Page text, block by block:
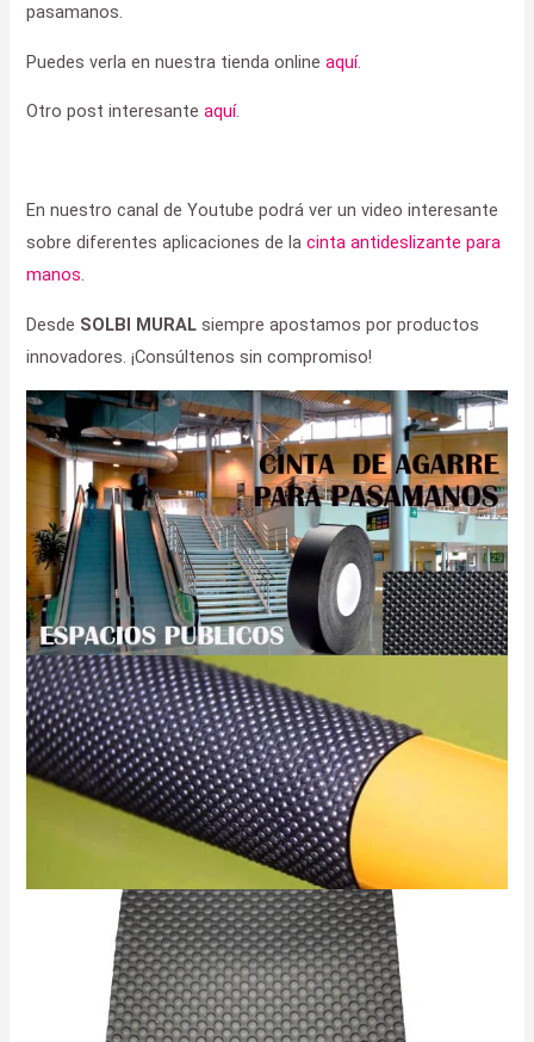
pasamanos.
Puedes verla en nuestra tienda onlineaquí.
Otro post interesanteaquí.
En nuestro canal de Youtube podrá ver un video interesante
sobre diferentes aplicaciones de lacinta antideslizante para
manos.
Desde SOLBI MURALsiempre apostamos por productos
innovadores. ¡Consúltenos sin compromiso!